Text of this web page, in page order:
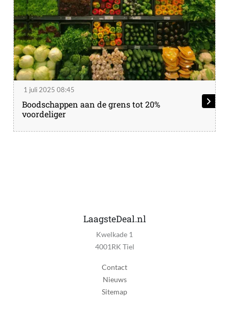
1 juli 2025 08:45
Boodschappen aan de grens tot 20%
voordeliger
LaagsteDeal.nl
Kwelkade 1
4001RK Tiel
Contact
Nieuws
Sitemap